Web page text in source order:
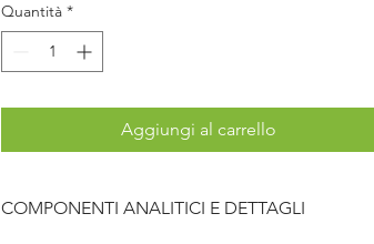
Quantità *
Aggiungi al carrello
COMPONENTI ANALITICI E DETTAGLI